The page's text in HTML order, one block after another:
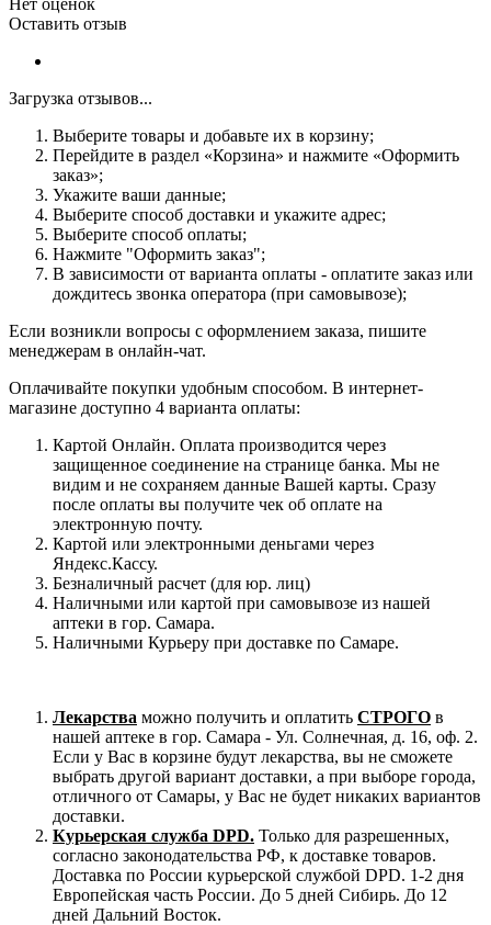
Оставить отзыв
Загрузка отзывов...
Выберите товары и добавьте их в корзину;
Перейдите в раздел «Корзина» и нажмите «Оформить
заказ»;
Укажите ваши данные;
Выберите способ доставки и укажите адрес;
Выберите способ оплаты;
Нажмите "Оформить заказ";
В зависимости от варианта оплаты - оплатите заказ или
дождитесь звонка оператора (при самовывозе);
Если возникли вопросы с оформлением заказа, пишите
менеджерам в онлайн-чат.
Оплачивайте покупки удобным способом. В интернет-
магазине доступно 4 варианта оплаты:
Картой Онлайн. Оплата производится через
защищенное соединение на странице банка. Мы не
видим и не сохраняем данные Вашей карты. Сразу
после оплаты вы получите чек об оплате на
электронную почту.
Картой или электронными деньгами через
Яндекс.Кассу.
Безналичный расчет (для юр. лиц)
Наличными или картой при самовывозе из нашей
аптеки в гор. Самара.
Наличными Курьеру при доставке по Самаре.
Лекарства можно получить и оплатить СТРОГО в
нашей аптеке в гор. Самара - Ул. Солнечная, д. 16, оф. 2.
Если у Вас в корзине будут лекарства, вы не сможете
выбрать другой вариант доставки, а при выборе города,
отличного от Самары, у Вас не будет никаких вариантов
доставки.
Курьерская служба DPD. Только для разрешенных,
согласно законодательства РФ, к доставке товаров.
Доставка по России курьерской службой DPD. 1-2 дня
Европейская часть России. До 5 дней Сибирь. До 12
дней Дальний Восток.